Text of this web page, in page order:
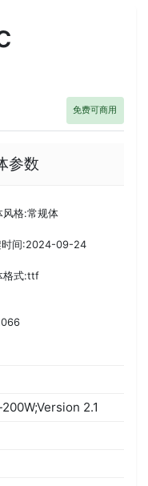
免费可商用
参数
风格:常规体
时间:2024-09-24
格式:ttf
2.1